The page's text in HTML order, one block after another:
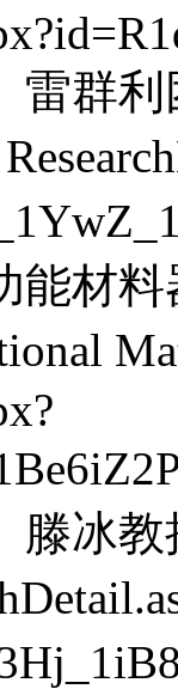
雷群
能材
冰教